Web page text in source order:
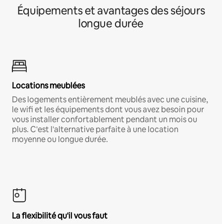
Équipements et avantages des séjours
longue durée
Locations meublées
Des logements entièrement meublés avec une cuisine,
le wifi et les équipements dont vous avez besoin pour
vous installer confortablement pendant un mois ou
plus. C'est l'alternative parfaite à une location
moyenne ou longue durée.
La flexibilité qu'il vous faut